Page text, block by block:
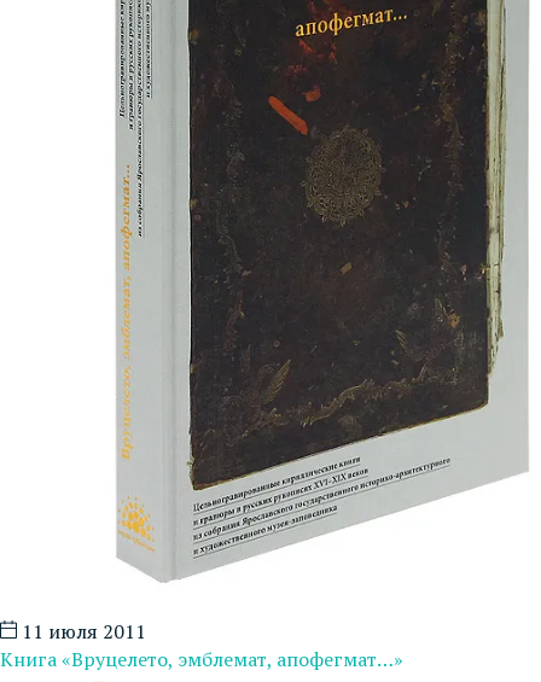
11 июля 2011
Книга «Вруцелето, эмблемат, апофегмат…»